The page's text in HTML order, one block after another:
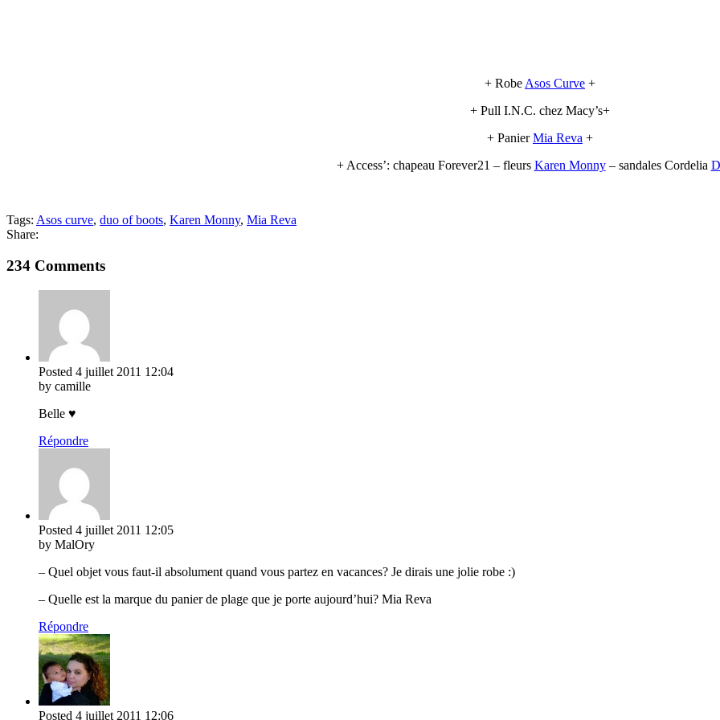
+ Robe Asos Curve +
+ Pull I.N.C. chez Macy’s+
+ PanierMia Reva +
+ Access’: chapeau Forever21 – fleurs Karen Monny– sandales Cordelia
Tags: Asos curve, duo of boots, Karen Monny, Mia Reva
Share:
234 Comments
Posted 4 juillet 2011 12:04
by camille
Belle ♥
Répondre
Posted 4 juillet 2011 12:05
by MalOry
– Quel objet vous faut-il absolument quand vous partez en vacances? Je dirais une jolie robe :)
– Quelle est la marque du panier de plage que je porte aujourd’hui? Mia Reva
Répondre
Posted 4 juillet 2011 12:06